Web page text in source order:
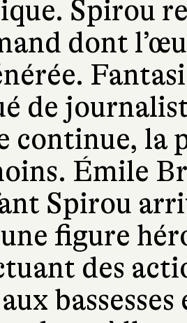
Spirou
dont
de
continue, la
Émile
Spirou
figure
des